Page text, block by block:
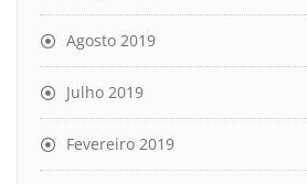
Agosto 2019
Julho 2019
Fevereiro 2019